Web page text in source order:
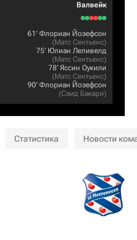
Валвейк
61‎’‎ Флориан Йозефсон
(Матс Сентьенс)
75‎’‎ Юлиан Леливелд
(Матс Сентьенс)
78‎’‎ Яссин Оукили
(Матс Сентьенс)
90‎’‎ Флориан Йозефсон
(Саид Бакари)
Статистика Новости